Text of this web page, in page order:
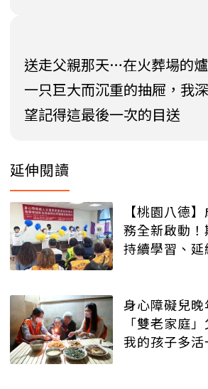
送走父親那天…在火葬場的
一只巨大而沉重的抽屜，我
望記得這最後一次的目送
延伸閱讀
【桃園八德
務全新啟動
持續學習、延
身心障礙兒晚
「雙老家庭
我的孩子多活